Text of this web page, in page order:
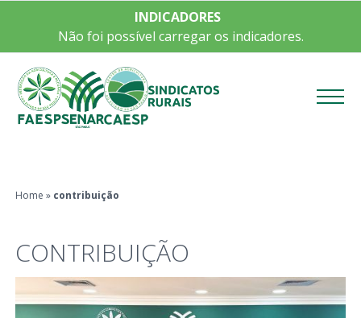
INDICADORES
Não foi possível carregar os indicadores.
Home » contribuição
CONTRIBUIÇÃO